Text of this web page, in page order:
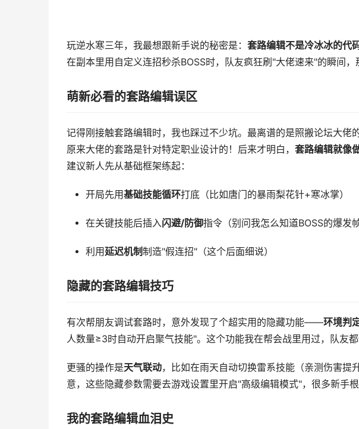
玩逆水寒三年，我最想跟新手说的秘密是： 套路编辑不是冷冰冰的代
在副本里用自定义连招秒杀BOSS时，队友疯狂刷"大佬速来"的瞬间，
萌新必看的套路编辑误区
记得刚接触套路编辑时，我也踩过不少坑。最离谱的是照搬论坛大
原来大佬的套路是针对特定职业设计的！后来才明白， 套路编辑就像
建议新人先从基础框架练起：
开局先用基础技能循环打底（比如唐门的暴雨梨花针+寒冰掌）
在关键技能后插入闪避/防御指令（别问我怎么知道BOSS的爆发帧
利用延迟机制制造"假连招"（这个后面细说）
隐藏的套路编辑技巧
有次帮朋友调试套路时，意外发现了个超实用的隐藏功能——环境判
人数量≥3时自动开启聚气技能"。这个功能我在帮会战里用过，队友都
更骚的操作是天气联动，比如在雨天自动切换雷系技能（亲测伤害提
意，这些隐藏参数需要去游戏设置里开启"高级编辑模式"，很多新手根
我的套路编辑血泪史